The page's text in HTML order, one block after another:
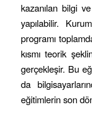
kazanılan bilgi
yapılabilir.
programı
kısmı teorik
gerçekleşir. Bu
da
eğitimlerin son